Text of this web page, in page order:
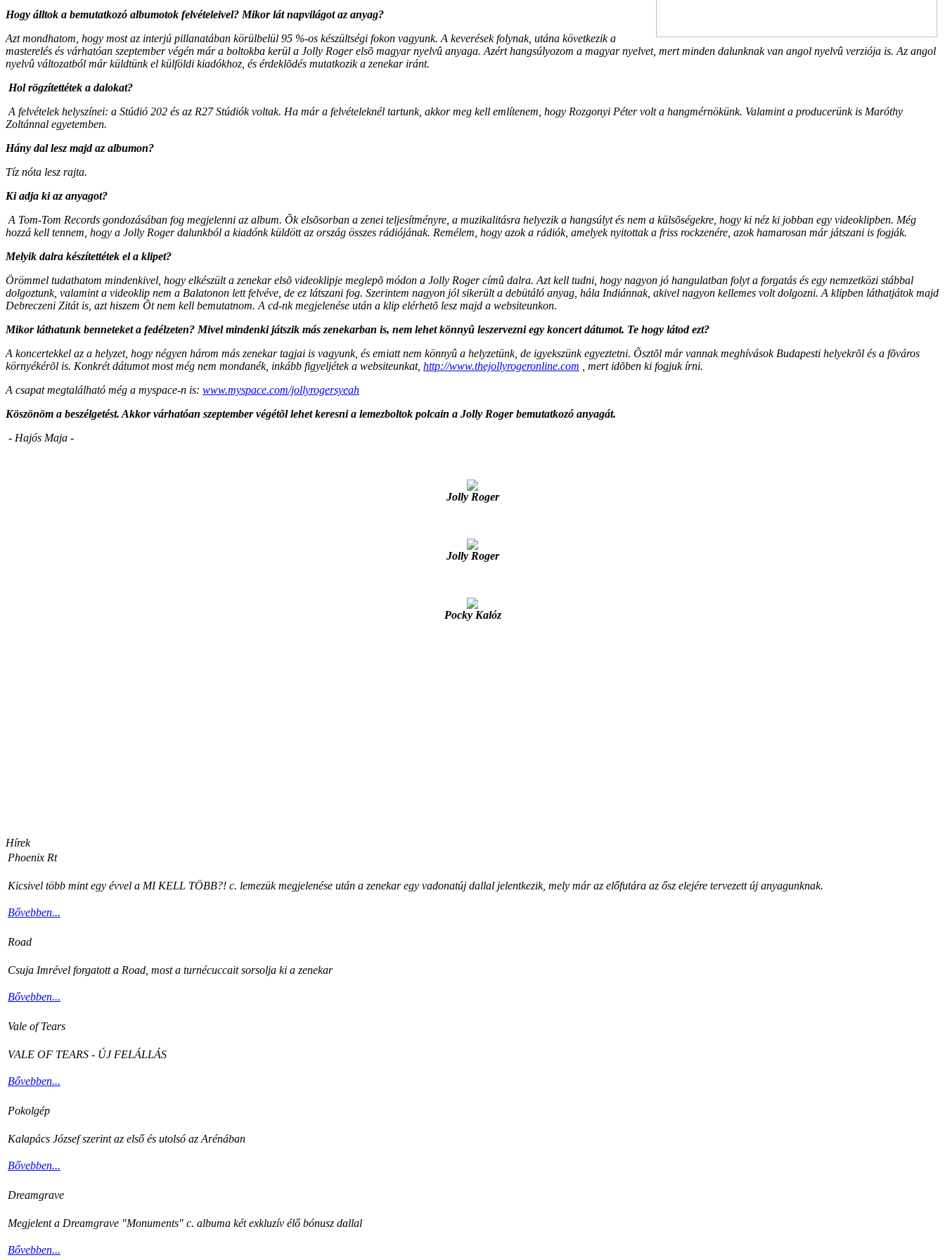
Hogy álltok a bemutatkozó albumotok felvételeivel? Mikor lát napvilágot az anyag?
Azt mondhatom, hogy most az interjú pillanatában körülbelül 95 %-os készültségi fokon vagyunk. A keverések folynak, utána következik a
masterelés és várhatóan szeptember végén már a boltokba kerül a Jolly Roger elsõ magyar nyelvû anyaga. Azért hangsúlyozom a magyar nyelvet, mert minden dalunknak van angol nyelvû verziója is. Az angol
nyelvû változatból már küldtünk el külföldi kiadókhoz, és érdeklõdés mutatkozik a zenekar iránt.
Hol rögzítettétek a dalokat?
A felvételek helyszínei: a Stúdió 202 és az R27 Stúdiók voltak. Ha már a felvételeknél tartunk, akkor meg kell említenem, hogy Rozgonyi Péter volt a hangmérnökünk. Valamint a producerünk is Maróthy
Zoltánnal egyetemben.
Hány dal lesz majd az albumon?
Tíz nóta lesz rajta.
Ki adja ki az anyagot?
A Tom-Tom Records gondozásában fog megjelenni az album. Õk elsõsorban a zenei teljesítményre, a muzikalitásra helyezik a hangsúlyt és nem a külsõségekre, hogy ki néz ki jobban egy videoklipben. Még
hozzá kell tennem, hogy a Jolly Roger dalunkból a kiadónk küldött az ország összes rádiójának. Remélem, hogy azok a rádiók, amelyek nyitottak a friss rockzenére, azok hamarosan már játszani is fogják.
Melyik dalra készítettétek el a klipet?
Örömmel tudathatom mindenkivel, hogy elkészült a zenekar elsõ videoklipje meglepõ módon a Jolly Roger címû dalra. Azt kell tudni, hogy nagyon jó hangulatban folyt a forgatás és egy nemzetközi stábbal
dolgoztunk, valamint a videoklip nem a Balatonon lett felvéve, de ez látszani fog. Szerintem nagyon jól sikerült a debütáló anyag, hála Indiánnak, akivel nagyon kellemes volt dolgozni. A klipben láthatjátok majd
Debreczeni Zitát is, azt hiszem Õt nem kell bemutatnom. A cd-nk megjelenése után a klip elérhetõ lesz majd a websiteunkon.
Mikor láthatunk benneteket a fedélzeten? Mivel mindenki játszik más zenekarban is, nem lehet könnyû leszervezni egy koncert dátumot. Te hogy látod ezt?
A koncertekkel az a helyzet, hogy négyen három más zenekar tagjai is vagyunk, és emiatt nem könnyû a helyzetünk, de igyekszünk egyeztetni. Õsztõl már vannak meghívások Budapesti helyekrõl és a fõváros
környékérõl is. Konkrét dátumot most még nem mondanék, inkább figyeljétek a websiteunkat, http://www.thejollyrogeronline.com , mert idõben ki fogjuk írni.
A csapat megtalálható még a myspace-n is: www.myspace.com/jollyrogersyeah
Köszönöm a beszélgetést. Akkor várhatóan szeptember végétõl lehet keresni a lemezboltok polcain a Jolly Roger bemutatkozó anyagát.
- Hajós Maja -
Jolly Roger
Jolly Roger
Pocky Kalóz
Hírek
Phoenix Rt
Kicsivel több mint egy évvel a MI KELL TÖBB?! c. lemezük megjelenése után a zenekar egy vadonatúj dallal jelentkezik, mely már az előfutára az ősz elejére tervezett új anyagunknak.
Bővebben...
Road
Csuja Imrével forgatott a Road, most a turnécuccait sorsolja ki a zenekar
Bővebben...
Vale of Tears
VALE OF TEARS - ÚJ FELÁLLÁS
Bővebben...
Pokolgép
Kalapács József szerint az első és utolsó az Arénában
Bővebben...
Dreamgrave
Megjelent a Dreamgrave "Monuments" c. albuma két exkluzív élő bónusz dallal
Bővebben...